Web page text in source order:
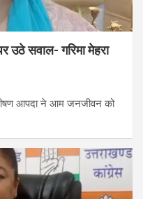
उठे सवाल- गरिमा मेहरा
आपदा ने आम जनजीवन को